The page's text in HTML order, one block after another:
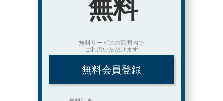
無料
無料サービスの範囲内で
ご利用いただけます
無料会員登録